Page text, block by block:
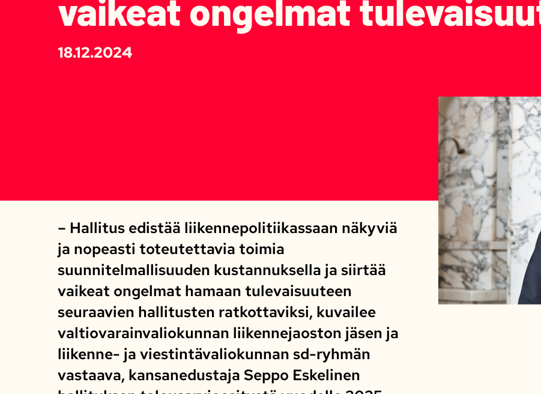
vaikeat ongelmat
18.12.2024
– Hallitus edistää liikennepolitiikassaan näkyviä
ja nopeasti toteutettavia toimia
suunnitelmallisuuden kustannuksella ja siirtää
vaikeat ongelmat hamaan tulevaisuuteen
seuraavien hallitusten ratkottaviksi, kuvailee
valtiovarainvaliokunnan liikennejaoston jäsen ja
liikenne- ja viestintävaliokunnan sd-ryhmän
vastaava, kansanedustaja Seppo Eskelinen